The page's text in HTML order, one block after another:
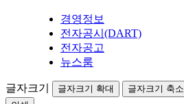
경영정보
전자공시(DART)
전자공고
뉴스룸
글자크기 글자크기 확대 글자크기 축소